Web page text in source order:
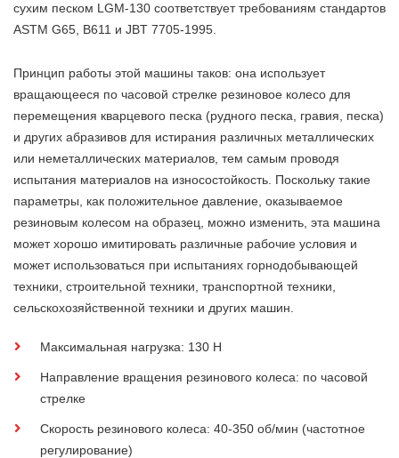
сухим песком LGM-130 соответствует требованиям стандартов
ASTM G65, B611 и JBT 7705-1995.
Принцип работы этой машины таков: она использует
вращающееся по часовой стрелке резиновое колесо для
перемещения кварцевого песка (рудного песка, гравия, песка)
и других абразивов для истирания различных металлических
или неметаллических материалов, тем самым проводя
испытания материалов на износостойкость. Поскольку такие
параметры, как положительное давление, оказываемое
резиновым колесом на образец, можно изменить, эта машина
может хорошо имитировать различные рабочие условия и
может использоваться при испытаниях горнодобывающей
техники, строительной техники, транспортной техники,
сельскохозяйственной техники и других машин.
Максимальная нагрузка: 130 Н
Направление вращения резинового колеса: по часовой
стрелке
Скорость резинового колеса: 40-350 об/мин (частотное
регулирование)